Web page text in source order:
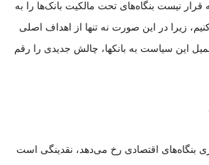
قرار نیست بنگاه‌های تحت مالکیت بانک‌ها را به
زیرا در این صورت نه تنها از اهداف اصلی
این سیاست به بانکها، چالش جدیدی را رقم
بنگاه‌های اقتصادی رخ می‌دهد، نقدینگی است